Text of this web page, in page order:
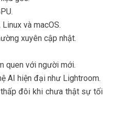
và macOS.
xuyên cập nhật.
quen với người mới.
AI hiện đại như Lightroom.
đôi khi chưa thật sự tối